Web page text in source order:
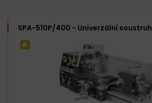
SPA-510P/400 - Univerzální soustruh